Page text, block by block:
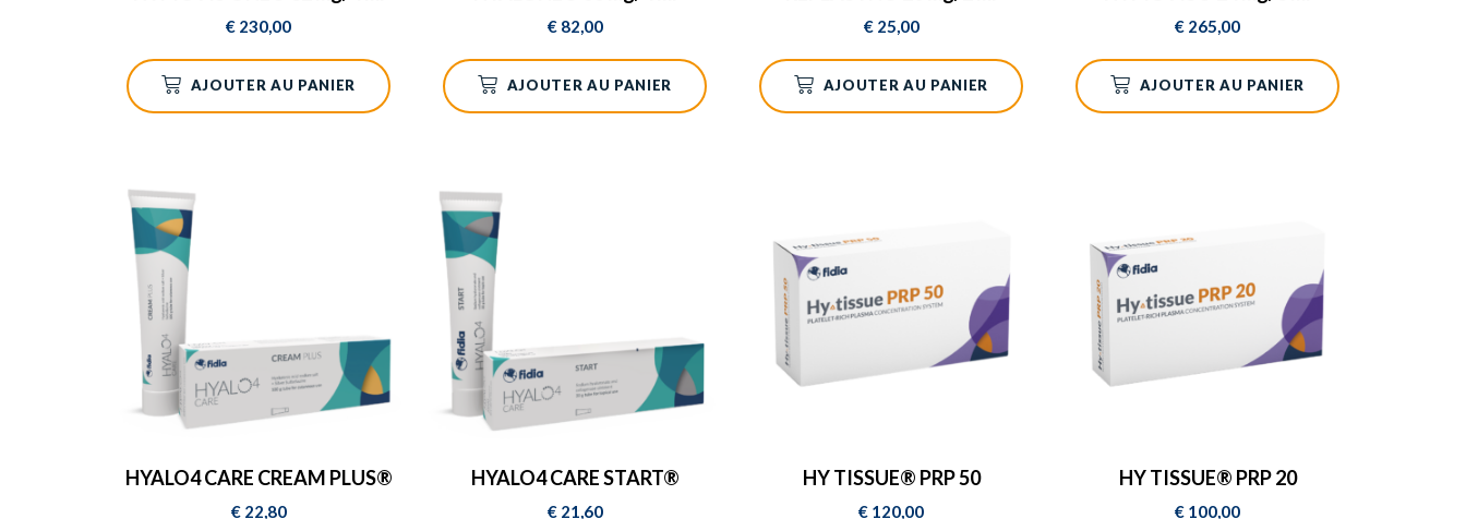
€ 230,00
AJOUTER AU PANIER
€82,00
AJOUTER AU PANIER
€25,00
AJOUTER AU PANIER
€ 265,00
AJOUTER AU PANIER
HYALO4 CARE CREAM PLUS®
€22,80
HYALO4 CARE START®
€21,60
HY TISSUE® PRP 50
€ 120,00
HY TISSUE® PRP 20
€ 100,00